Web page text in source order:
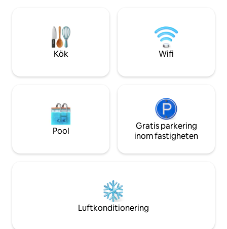
dina öäventyr. Återvänd för att koppla
av på det rymliga däcket medan du
njuter av kompletterande vin och lokala
säker badstrand
luftkonditionering
stort
kaffemaskin
Kök Wifi
Pool
Gratis parkering
inom fastigheten
Luftkonditionering